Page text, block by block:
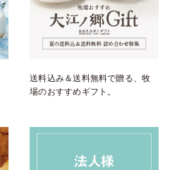
送料込み＆送料無料で贈る、牧
場のおすすめギフト。